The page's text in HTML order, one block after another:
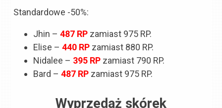
Standardowe -50%:
Jhin –487 RP zamiast 975 RP.
Elise –440 RP zamiast 880 RP.
Nidalee – 395 RP zamiast 790 RP.
Bard –487 RP zamiast 975 RP.
Wyprzedaż skórek